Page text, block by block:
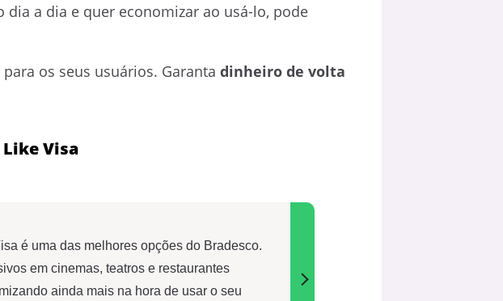
dia a dia e quer economizar ao usá-lo, pode
os seus usuários. Garanta dinheiro de volta
Visa
é uma das melhores opções do Bradesco.
em cinemas, teatros e restaurantes
ainda mais na hora de usar o seu